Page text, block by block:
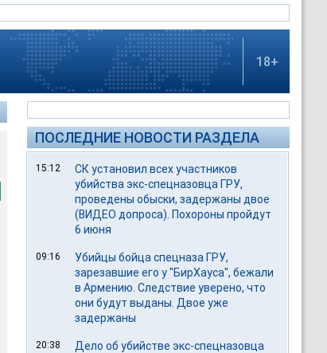
18+
ПОСЛЕДНИЕ НОВОСТИ РАЗДЕЛА
15:12
СК установил всех участников
убийства экс-спецназовца ГРУ,
проведены обыски, задержаны двое
(ВИДЕО допроса). Похороны пройдут
6 июня
09:16
Убийцы бойца спецназа ГРУ,
зарезавшие его у "БирХауса", бежали
в Армению. Следствие уверено, что
они будут выданы. Двое уже
задержаны
20:38
Дело об убийстве экс-спецназовца